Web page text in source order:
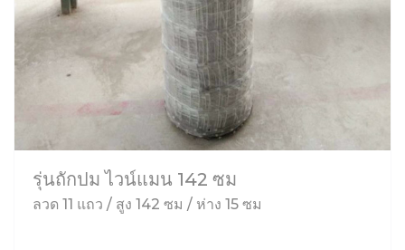
รุ่นถักปม ไวน์แมน 142 ซม
ลวด 11 แถว / สูง 142 ซม / ห่าง 15 ซม